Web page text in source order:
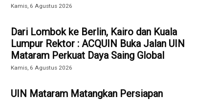
Kamis, 6 Agustus 2026
Dari Lombok ke Berlin, Kairo dan Kuala
Lumpur Rektor : ACQUIN Buka Jalan UIN
Mataram Perkuat Daya Saing Global
Kamis, 6 Agustus 2026
UIN Mataram Matangkan Persiapan